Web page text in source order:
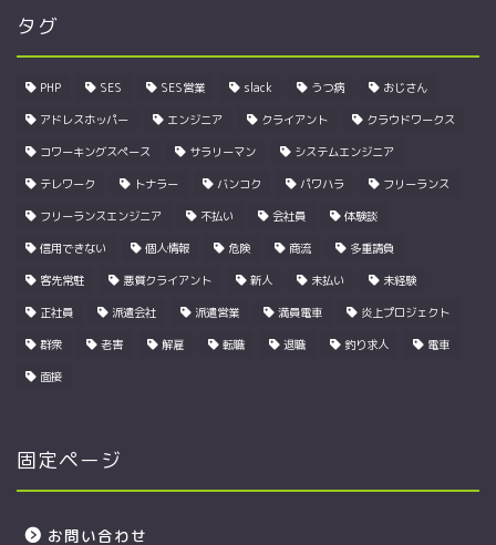
タグ
PHP SES SES営業 slack うつ病 おじさん
アドレスホッパー エンジニア クライアント クラウドワークス
コワーキングスペース サラリーマン システムエンジニア
テレワーク トナラー バンコク パワハラ フリーランス
フリーランスエンジニア 不払い 会社員 体験談
信用できない 個人情報 危険 商流 多重請負
客先常駐 悪質クライアント 新人 未払い 未経験
正社員 派遣会社 派遣営業 満員電車 炎上プロジェクト
群衆 老害 解雇 転職 退職 釣り求人 電車
面接
固定ページ
お問い合わせ